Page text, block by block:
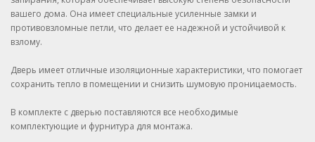
вашего дома. Она имеет специальные усиленные замки и
противовзломные петли, что делает ее надежной и устойчивой к
взлому.
Дверь имеет отличные изоляционные характеристики, что помогает
сохранить тепло в помещении и снизить шумовую проницаемость.
В комплекте с дверью поставляются все необходимые
комплектующие и фурнитура для монтажа.